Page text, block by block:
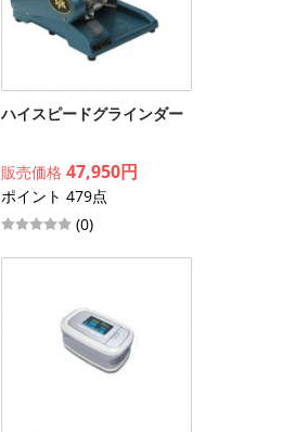
ハイスピードグラインダー
販売価格47,950円
ポイント 479点
(0)